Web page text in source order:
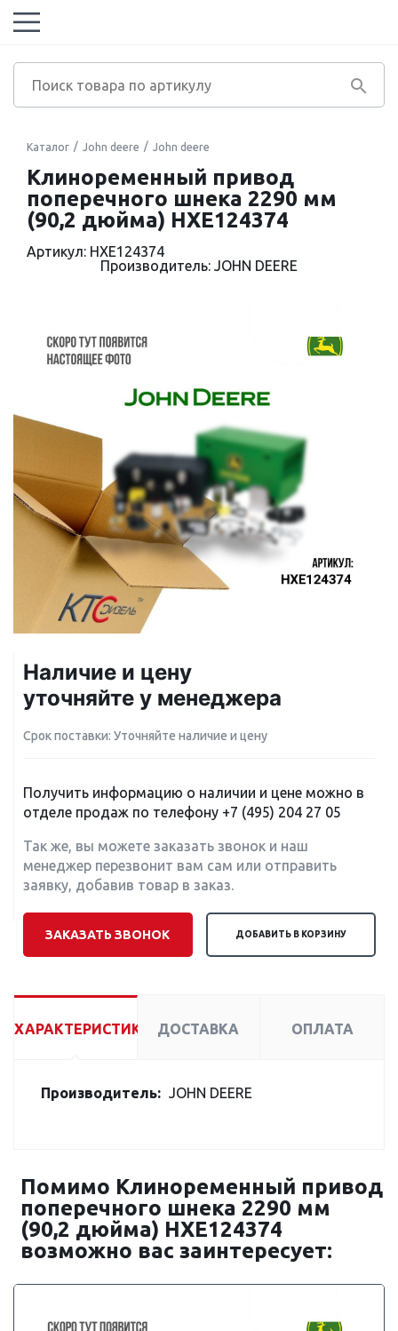
Каталог John deere John deere
Клиноременный привод
поперечного шнека 2290 мм
(90,2 дюйма) HXE124374
Артикул: HXE124374
Производитель: JOHN DEERE
Наличие и цену
уточняйте у менеджера
Срок поставки: Уточняйте наличие и цену
Получить информацию о наличии и цене можно в
отделе продаж по телефону +7 (495) 204 27 05
Так же, вы можете заказать звонок и наш
менеджер перезвонит вам сам или отправить
заявку, добавив товар в заказ.
ЗАКАЗАТЬ ЗВОНОК ДОБАВИТЬ В КОРЗИНУ
ХАРАКТЕРИСТИКИ ДОСТАВКА ОПЛАТА
Производитель: JOHN DEERE
Помимо Клиноременный привод
поперечного шнека 2290 мм
(90,2 дюйма) HXE124374
возможно вас заинтересует: